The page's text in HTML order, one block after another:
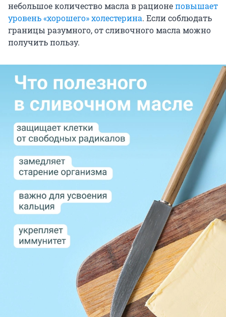
небольшое количество масла в рационеповышает
уровень «хорошего» холестерина. Если соблюдать
границы разумного, от сливочного масла можно
получить пользу.